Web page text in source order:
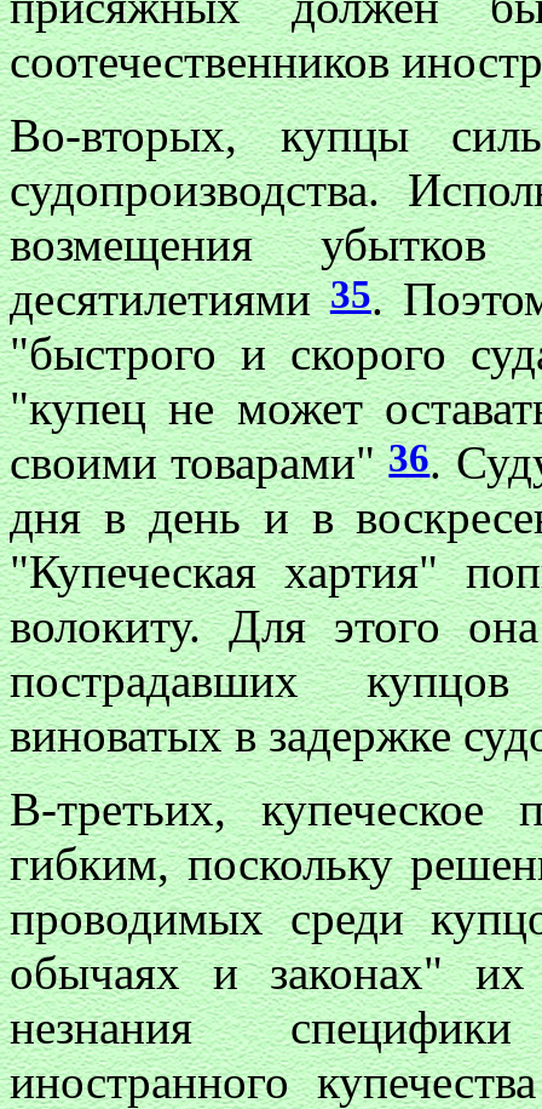
соотечественников
Во-вторых, купцы
судопроизводства.
возмещения убытков
десятилетиями35.
"быстрого и скорого
"купец не может
своими товарами"36.
дня в день и в
"Купеческая хартия"
волокиту. Для этого
пострадавших
виноватых в задержке
В-третьих,
гибким, поскольку
проводимых среди
обычаях и законах"
незнания
иностранного